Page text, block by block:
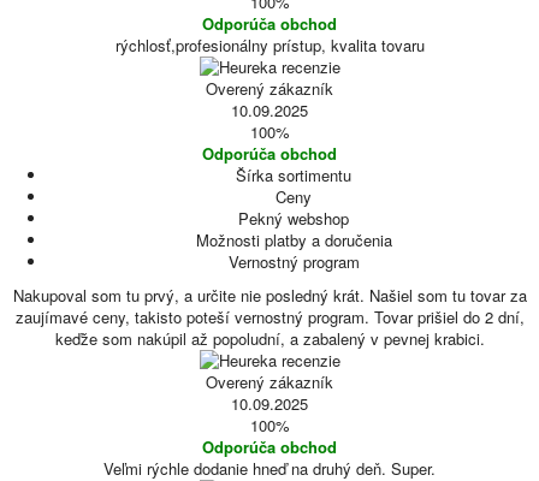
Odporúča obchod
rýchlosť,profesionálny prístup, kvalita tovaru
Overený zákazník
10.09.2025
100%
Odporúča obchod
Šírka sortimentu
Ceny
Pekný webshop
Možnosti platby a doručenia
Vernostný program
Nakupoval som tu prvý, a určite nie posledný krát. Našiel som tu tovar za
zaujímavé ceny, takisto poteší vernostný program. Tovar prišiel do 2 dní,
keďže som nakúpil až popoludní, a zabalený v pevnej krabici.
Overený zákazník
10.09.2025
100%
Odporúča obchod
Veľmi rýchle dodanie hneď na druhý deň. Super.